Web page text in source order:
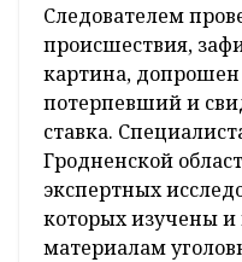
Следователем
происшествия,
картина,
потерпевший и
ставка.
Гродненской
экспертных
которых изучены
материалам